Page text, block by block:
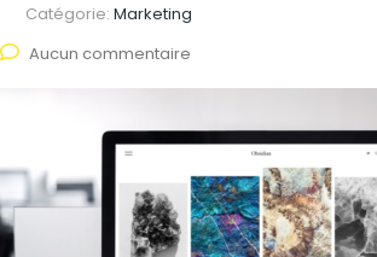
Catégorie: Marketing
Aucun commentaire